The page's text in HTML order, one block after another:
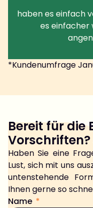
haben es einfach
es einfacher
*Kundenumfrage
Bereit für die
Vorschriften?
Haben Sie eine
Lust, sich mit uns
untenstehende
Ihnen gerne so
Name